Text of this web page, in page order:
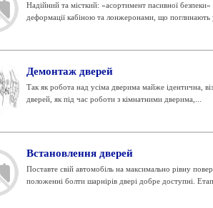
Надійний та місткий: «асортимент пасивної
деформації кабіною та лонжеронами, що поглинають
Демонтаж дверей
Так як робота над усіма дверима майже ідентична,
дверей, як під час роботи з кімнатними дверима,...
Встановлення дверей
Поставте свій автомобіль на максимально рівну
положенні болти шарнірів двері добре доступні.